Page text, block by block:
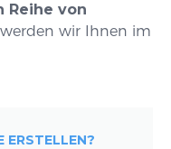
Reihe von
werden wir Ihnen im
ERSTELLEN?